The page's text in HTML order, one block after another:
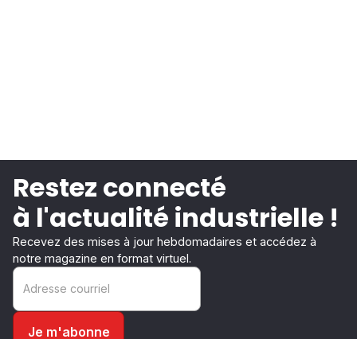
Restez connecté
à l'actualité industrielle !
Recevez des mises à jour hebdomadaires et accédez à
notre magazine en format virtuel.